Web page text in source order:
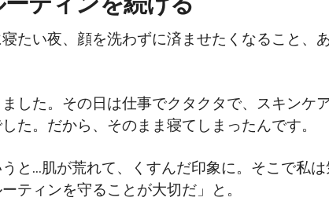
たい夜、顔を洗わずに済ませたくなること、
した。その日は仕事でクタクタで、スキンケ
た。だから、そのまま寝てしまったんです。
と…肌が荒れて、くすんだ印象に。そこで私
ティンを守ることが大切だ」と。